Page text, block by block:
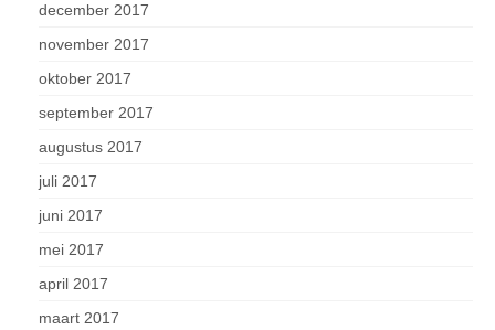
december 2017
november 2017
oktober 2017
september 2017
augustus 2017
juli 2017
juni 2017
mei 2017
april 2017
maart 2017